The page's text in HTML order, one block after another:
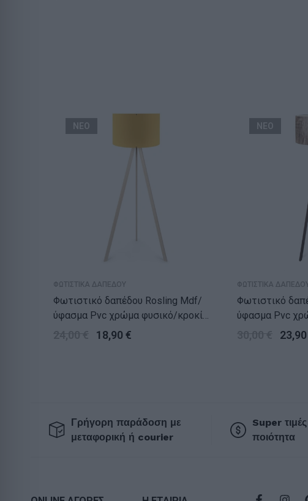
ΝΕΟ
ΦΩΤΙΣΤΙΚΑ ΔΑΠΕΔΟΥ
Φωτιστικό δαπέδου Rosling Mdf/
ύφασμα Pvc χρώμα φυσικό/κροκί
38x21x140εκ.
18,90 €
ΝΕΟ
ΦΩΤΙΣΤΙΚΑ
Φωτιστικό
ύφασμα Pvc
38x21x140εκ.
23,90
Γρήγορη παράδοση με
μεταφορική ή courier
Super
ποιότητα